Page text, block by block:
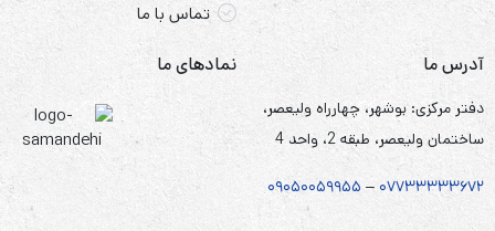
تماس با ما
آدرس ما
دفتر مرکزی: بوشهر، چهارراه ولیعصر،
ساختمان ولیعصر، طبقه 2، واحد 4
۰۷۷۳۳۳۳۳۶۷۲ – ۰۹۰۵۰۰۵۹۹۵۵
نمادهای ما